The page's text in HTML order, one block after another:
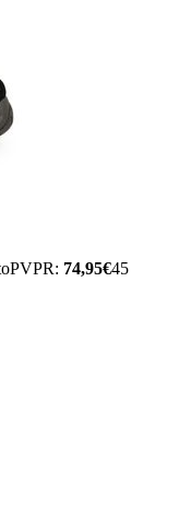
PVPR: 74,95€45